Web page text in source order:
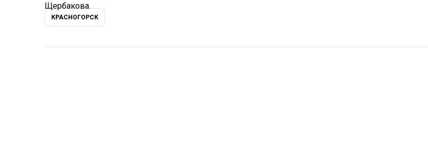
Щербакова.
КРАСНОГОРСК